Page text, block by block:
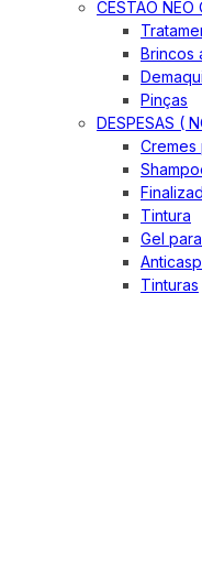
CESTÃO NEO
Brincos
Pinças
DESPESAS (
Cremes
Tintura
Gel
Tinturas